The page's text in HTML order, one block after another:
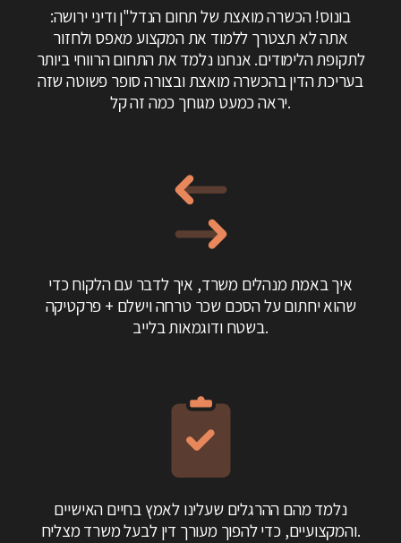
בונוס! הכשרה מואצת של תחום הנדל"ן ודיני ירושה:
אתה לא תצטרך ללמוד את המקצוע מאפס ולחזור
לתקופת הלימודים. אנחנו נלמד את התחום הרווחי ביותר
בעריכת הדין בהכשרה מואצת ובצורה סופר פשוטה שזה
יראה כמעט מגוחך כמה זה קל.
איך באמת מנהלים משרד, איך לדבר עם הלקוח כדי
שהוא יחתום על הסכם שכר טרחה וישלם + פרקטיקה
בשטח ודוגמאות בלייב.
נלמד מהם ההרגלים שעלינו לאמץ בחיים האישיים
והמקצועיים, כדי להפוך מעורך דין לבעל משרד מצליח.